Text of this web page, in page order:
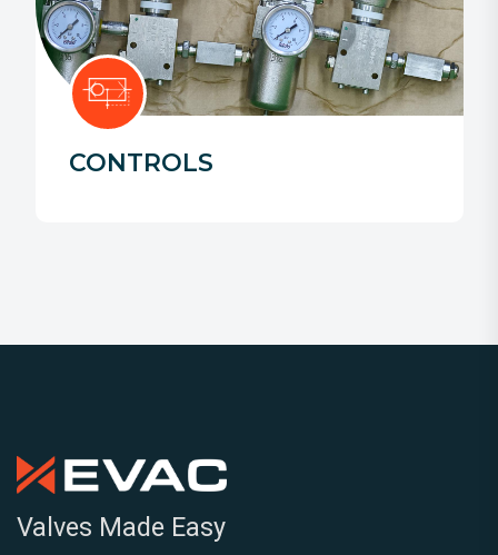
CONTROLS
Valves Made Easy